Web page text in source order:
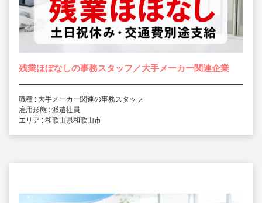
残業ほぼなしの事務スタッフ／大手メーカー関連企業
職種 : 大手メーカー関連の事務スタッフ
雇用形態 : 派遣社員
エリア : 和歌山県和歌山市